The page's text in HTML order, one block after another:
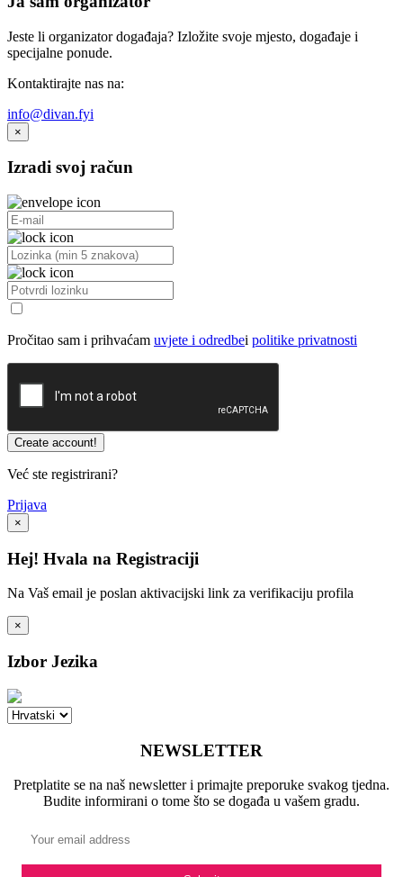
Jeste li organizator događaja? Izložite svoje mjesto, događaje i
specijalne ponude.
Kontaktirajte nas na:
info@divan.fyi
×
Izradi svoj račun
Pročitao sam i prihvaćam uvjete i odredbei politike privatnosti
Već ste registrirani?
Prijava
×
Hej! Hvala na Registraciji
Na Vaš email je poslan aktivacijski link za verifikaciju profila
×
Izbor Jezika
NEWSLETTER
Pretplatite se na naš newsletter i primajte preporuke svakog tjedna.
Budite informirani o tome što se događa u vašem gradu.